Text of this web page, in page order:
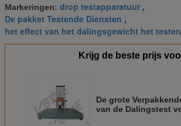
Markeringen: drop testapparatuur ,
De pakket Testende Diensten ,
het effect van het dalingsgewicht het
Krijg de beste prijs
De grote
van de Dalingstest